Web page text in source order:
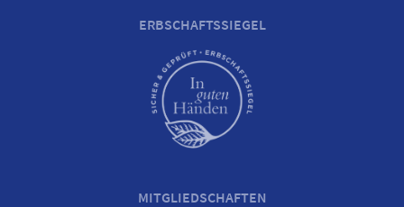
ERBSCHAFTSSIEGEL
MITGLIEDSCHAFTEN